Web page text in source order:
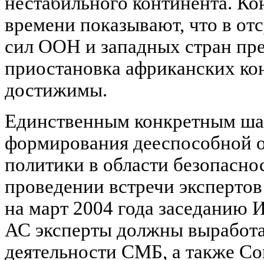
времени показывают, что в
сил ООН и западных стран
приостановка африканских
достижимы.
Единственным конкретным
формирования дееспособной
политики в области
проведении встречи
на март 2004 года заседанию
АС эксперты должны
деятельности СМБ, а также